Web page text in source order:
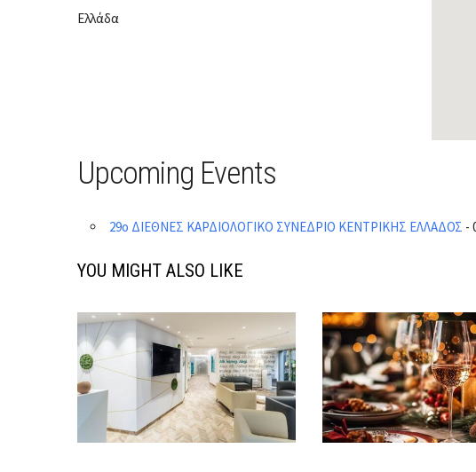
Ελλάδα
Upcoming Events
29o ΔΙΕΘΝΕΣ ΚΑΡΔΙΟΛΟΓΙΚΟ ΣΥΝΕΔΡΙΟ ΚΕΝΤΡΙΚΗΣ ΕΛΛΑΔΟΣ -
YOU MIGHT ALSO LIKE